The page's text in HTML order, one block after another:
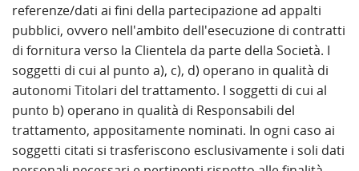
referenze/dati ai fini della partecipazione ad appalti
pubblici, ovvero nell'ambito dell'esecuzione di contratti
di fornitura verso la Clientela da parte della Società. I
soggetti di cui al punto a), c), d) operano in qualità di
autonomi Titolari del trattamento. I soggetti di cui al
punto b) operano in qualità di Responsabili del
trattamento, appositamente nominati. In ogni caso ai
soggetti citati si trasferiscono esclusivamente i soli dati